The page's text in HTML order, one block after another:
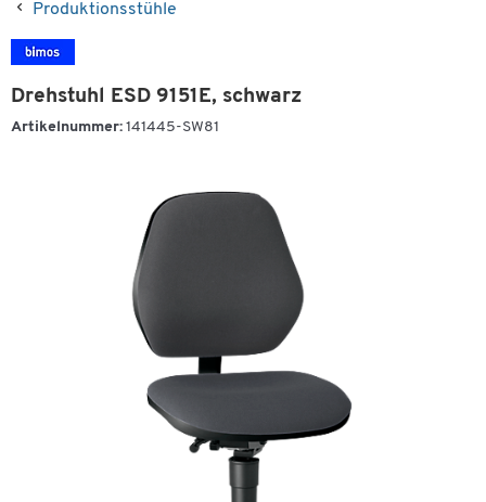
Produktionsstühle
Drehstuhl ESD 9151E, schwarz
Artikelnummer: 141445-SW81